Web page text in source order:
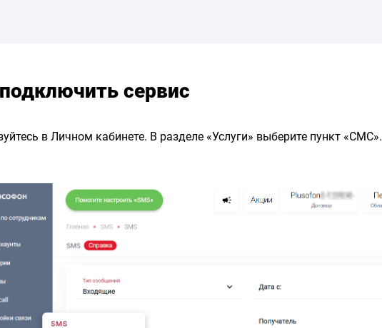
сервис
в Личном кабинете. В разделе «Услуги» выберите пункт «СМС».